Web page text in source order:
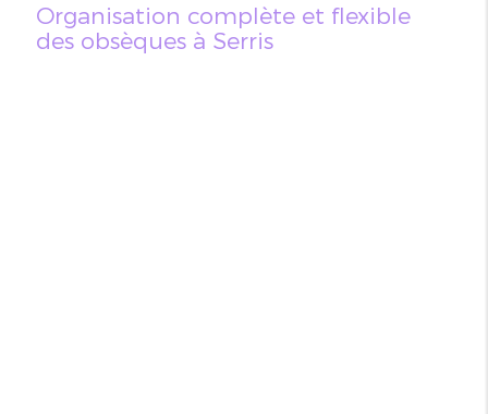
Organisation complète et flexible
des obsèques à Serris